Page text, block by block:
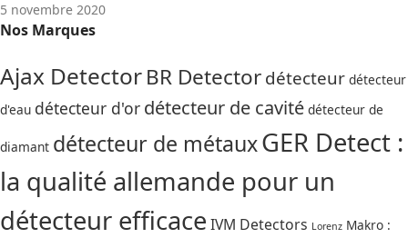
5 novembre 2020
Nos Marques
Ajax DetectorBR Detectordétecteur détecteur
d'eau détecteur d'or détecteur de cavité détecteur de
diamant détecteur de métauxGER Detect :
la qualité allemande pour un
détecteur efficace IVM Detectors Lorenz Makro :